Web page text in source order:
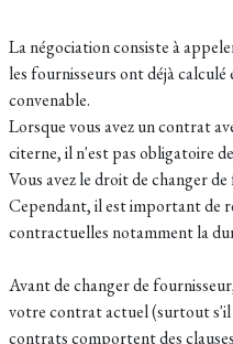
La négociation consiste à
les fournisseurs ont déjà
convenable.
Lorsque vous avez un contrat
citerne, il n'est pas obligatoire
Vous avez le droit de changer
Cependant, il est important de
contractuelles notamment la
Avant de changer de
votre contrat actuel (surtout s'il
contrats comportent des